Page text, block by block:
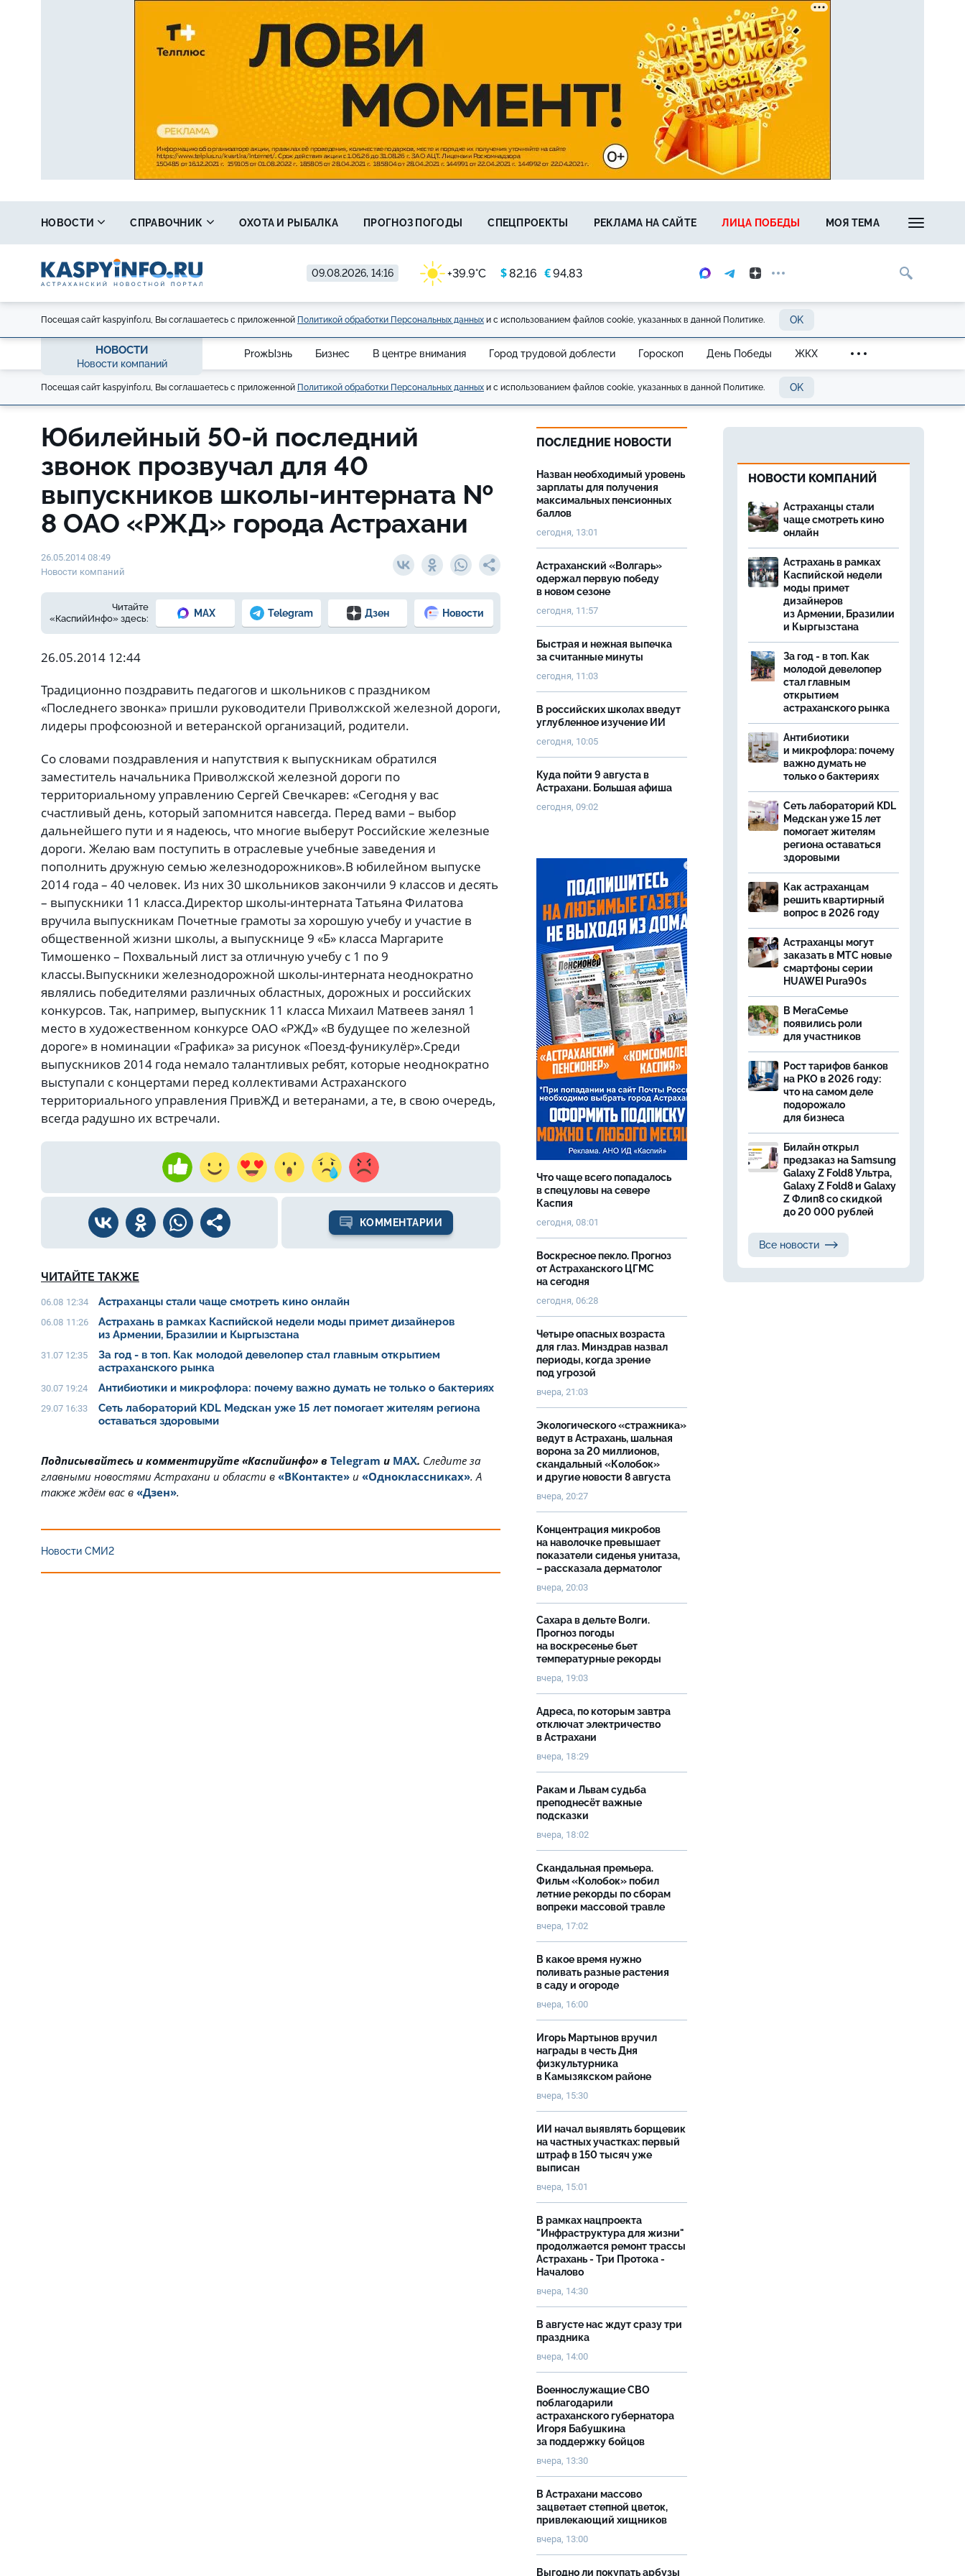
09.08.2026, 14:16 +39.9°C $82,16 €94,83
НОВОСТИ СПРАВОЧНИК ОХОТА И РЫБАЛКА ПРОГНОЗ ПОГОДЫ СПЕЦПРОЕКТЫ РЕКЛАМА НА САЙТЕ ЛИЦА ПОБЕДЫ МОЯ ТЕМА
Посещая сайт kaspyinfo.ru, Вы соглашаетесь с приложенной Политикой обработки Персональных данных и с использованием файлов cookie, указанных в данной Политике. OK
НОВОСТИ
Новости компаний
ProжЫзнь Бизнес В центре внимания Город трудовой доблести Гороскоп День Победы ЖКХ
Посещая сайт kaspyinfo.ru, Вы соглашаетесь с приложенной Политикой обработки Персональных данных и с использованием файлов cookie, указанных в данной Политике. OK
Юбилейный 50-й последний
звонок прозвучал для 40
выпускников школы-интерната №
8 ОАО «РЖД» города Астрахани
26.05.2014 08:49
Новости компаний
Читайте
«КаспийИнфо» здесь:
MAX Telegram Дзен Новости
26.05.2014 12:44
Традиционно поздравить педагогов и школьников с праздником
«Последнего звонка» пришли руководители Приволжской железной дороги,
лидеры профсоюзной и ветеранской организаций, родители.
Со словами поздравления и напутствия к выпускникам обратился
заместитель начальника Приволжской железной дороги по
территориальному управлению Сергей Свечкарев: «Сегодня у вас
счастливый день, который запомнится навсегда. Перед вами – выбор
дальнейшего пути и я надеюсь, что многие выберут Российские железные
дороги. Желаю вам поступить в отраслевые учебные заведения и
пополнить дружную семью железнодорожников».В юбилейном выпуске
2014 года – 40 человек. Из них 30 школьников закончили 9 классов и десять
– выпускники 11 класса.Директор школы-интерната Татьяна Филатова
вручила выпускникам Почетные грамоты за хорошую учебу и участие в
общественной жизни школы, а выпускнице 9 «Б» класса Маргарите
Тимошенко – Похвальный лист за отличную учебу с 1 по 9
классы.Выпускники железнодорожной школы-интерната неоднократно
являлись победителями различных областных, дорожных и российских
конкурсов. Так, например, выпускник 11 класса Михаил Матвеев занял 1
место в художественном конкурсе ОАО «РЖД» «В будущее по железной
дороге» в номинации «Графика» за рисунок «Поезд-фуникулёр».Среди
выпускников 2014 года немало талантливых ребят, которые неоднократно
выступали с концертами перед коллективами Астраханского
территориального управления ПривЖД и ветеранами, а те, в свою очередь,
всегда радушно их встречали.
КОММЕНТАРИИ
ЧИТАЙТЕ ТАКЖЕ
06.08 12:34 Астраханцы стали чаще смотреть кино онлайн
06.08 11:26
Астрахань в рамках Каспийской недели моды примет дизайнеров
из Армении, Бразилии и Кыргызстана
31.07 12:35
За год - в топ. Как молодой девелопер стал главным открытием
астраханского рынка
30.07 19:24 Антибиотики и микрофлора: почему важно думать не только о бактериях
29.07 16:33
Сеть лабораторий KDL Медскан уже 15 лет помогает жителям региона
оставаться здоровыми
Подписывайтесь и комментируйте «Каспийинфо» в Telegram и MAX. Cледите за
главными новостями Астрахани и области в «ВКонтакте» и «Одноклассниках». А
также ждём вас в «Дзен».
Новости СМИ2
ПОСЛЕДНИЕ НОВОСТИ
Назван необходимый уровень
зарплаты для получения
максимальных пенсионных
баллов
сегодня, 13:01
Астраханский «Волгарь»
одержал первую победу
в новом сезоне
сегодня, 11:57
Быстрая и нежная выпечка
за считанные минуты
сегодня, 11:03
В российских школах введут
углубленное изучение ИИ
сегодня, 10:05
Куда пойти 9 августа в
Астрахани. Большая афиша
сегодня, 09:02
Что чаще всего попадалось
в спецуловы на севере
Каспия
сегодня, 08:01
Воскресное пекло. Прогноз
от Астраханского ЦГМС
на сегодня
сегодня, 06:28
Четыре опасных возраста
для глаз. Минздрав назвал
периоды, когда зрение
под угрозой
вчера, 21:03
Экологического «стражника»
ведут в Астрахань, шальная
ворона за 20 миллионов,
скандальный «Колобок»
и другие новости 8 августа
вчера, 20:27
Концентрация микробов
на наволочке превышает
показатели сиденья унитаза,
– рассказала дерматолог
вчера, 20:03
Сахара в дельте Волги.
Прогноз погоды
на воскресенье бьет
температурные рекорды
вчера, 19:03
Адреса, по которым завтра
отключат электричество
в Астрахани
вчера, 18:29
Ракам и Львам судьба
преподнесёт важные
подсказки
вчера, 18:02
Скандальная премьера.
Фильм «Колобок» побил
летние рекорды по сборам
вопреки массовой травле
вчера, 17:02
В какое время нужно
поливать разные растения
в саду и огороде
вчера, 16:00
Игорь Мартынов вручил
награды в честь Дня
физкультурника
в Камызякском районе
вчера, 15:30
ИИ начал выявлять борщевик
на частных участках: первый
штраф в 150 тысяч уже
выписан
вчера, 15:01
В рамках нацпроекта
"Инфраструктура для жизни"
продолжается ремонт трассы
Астрахань - Три Протока -
Началово
вчера, 14:30
В августе нас ждут сразу три
праздника
вчера, 14:00
Военнослужащие СВО
поблагодарили
астраханского губернатора
Игоря Бабушкина
за поддержку бойцов
вчера, 13:30
В Астрахани массово
зацветает степной цветок,
привлекающий хищников
вчера, 13:00
Выгодно ли покупать арбузы
НОВОСТИ КОМПАНИЙ
Астраханцы стали
чаще смотреть кино
онлайн
Астрахань в рамках
Каспийской недели
моды примет
дизайнеров
из Армении, Бразилии
и Кыргызстана
За год - в топ. Как
молодой девелопер
стал главным
открытием
астраханского рынка
Антибиотики
и микрофлора: почему
важно думать не
только о бактериях
Сеть лабораторий KDL
Медскан уже 15 лет
помогает жителям
региона оставаться
здоровыми
Как астраханцам
решить квартирный
вопрос в 2026 году
Астраханцы могут
заказать в МТС новые
смартфоны серии
HUAWEI Pura90s
В МегаСемье
появились роли
для участников
Рост тарифов банков
на РКО в 2026 году:
что на самом деле
подорожало
для бизнеса
Билайн открыл
предзаказ на Samsung
Galaxy Z Fold8 Ультра,
Galaxy Z Fold8 и Galaxy
Z Флип8 со скидкой
до 20 000 рублей
Все новости